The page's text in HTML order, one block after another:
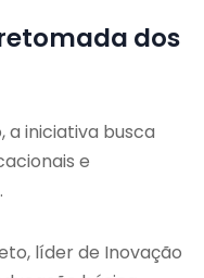
dos
a iniciativa busca
e
líder de Inovação